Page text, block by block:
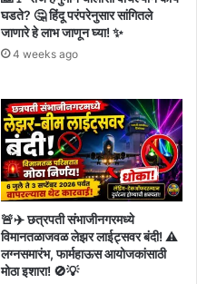
घडते? 🤔 हिंदू परंपरेनुसार सांगितले
जाणारे हे लाभ जाणून घ्या! ✨
4 weeks ago
🚨✈️ छत्रपती संभाजीनगरमध्ये
विमानतळाजवळ लेझर लाईट्सवर बंदी! ⚠️
लग्नसमारंभ, फार्महाऊस आयोजकांसाठी
मोठा इशारा! 🚫💡